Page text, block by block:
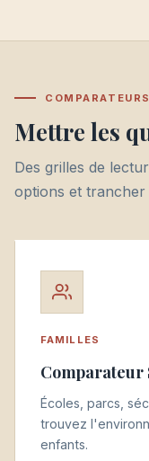
COMPARATEURS
Mettre les
Des grilles de
options et trancher
FAMILLES
Comparateur
Écoles, parcs,
trouvez
enfants.